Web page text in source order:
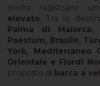
molte registrano
elevato. Tra le
Palma di Maiorca,
Paestum, Brasile,
York, Mediterraneo
Orientale e Fiordi
proposte di barca a